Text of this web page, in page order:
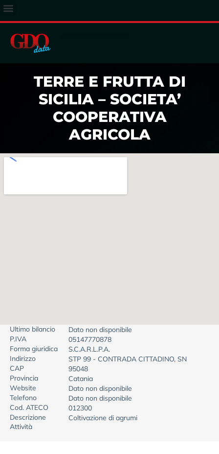
TERRE E FRUTTA DI
SICILIA – SOCIETA’
COOPERATIVA
AGRICOLA
Ultimo bilancio
Dato non disponibile
P.IVA
05147770878
Forma giuridica
S.C.A.R.L.P.A.
Indirizzo
STP 99 - CONTRADA CITTADINO, SN
CAP
95048
Provincia
Catania
Website
Dato non disponibile
Telefono
Dato non disponibile
Cod. ATECO
012300
Descrizione
Attività
Coltivazione di agrumi